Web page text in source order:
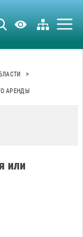
>
АРЕНДЫ
или